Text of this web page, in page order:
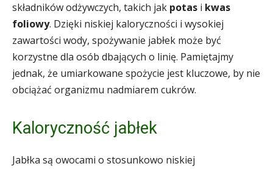
składników odżywczych, takich jak potas i kwas
foliowy. Dzięki niskiej kaloryczności i wysokiej
zawartości wody, spożywanie jabłek może być
korzystne dla osób dbających o linię. Pamiętajmy
jednak, że umiarkowane spożycie jest kluczowe, by nie
obciążać organizmu nadmiarem cukrów.
Kaloryczność jabłek
Jabłka są owocami o stosunkowo niskiej